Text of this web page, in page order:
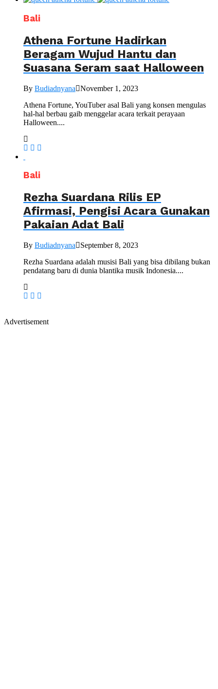
Bali
Athena Fortune Hadirkan
Beragam Wujud Hantu dan
Suasana Seram saat Halloween
By Budiadnyana
November 1, 2023
Athena Fortune, YouTuber asal Bali yang konsen mengulas
hal-hal berbau gaib menggelar acara terkait perayaan
Halloween....
Bali
Rezha Suardana Rilis EP
Afirmasi, Pengisi Acara Gunakan
Pakaian Adat Bali
By Budiadnyana
September 8, 2023
Rezha Suardana adalah musisi Bali yang bisa dibilang bukan
pendatang baru di dunia blantika musik Indonesia....
Advertisement